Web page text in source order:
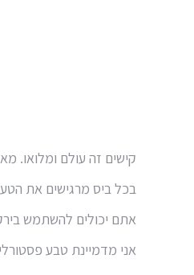
קישים זה עולם ומלואו.
בכל ביס מרגישים את
אתם יכולים להשתמש
אני מדמיינת טבע